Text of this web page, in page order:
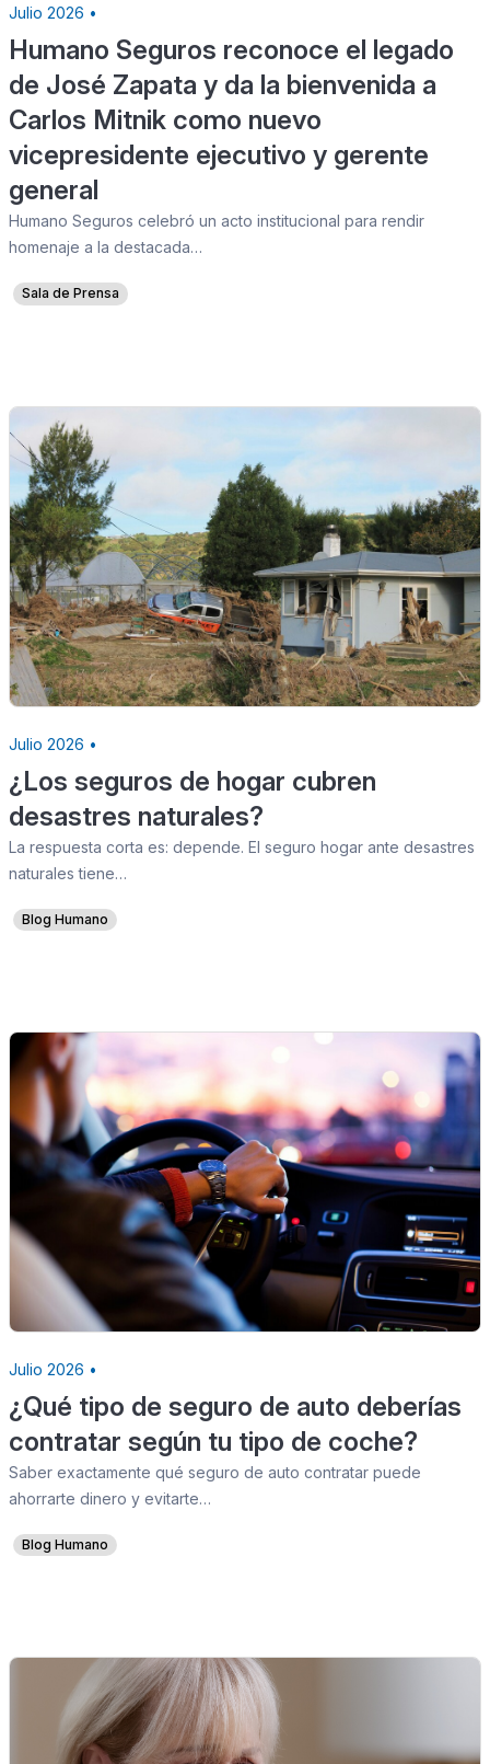
Julio 2026 •
Humano Seguros reconoce el legado
de José Zapata y da la bienvenida a
Carlos Mitnik como nuevo
vicepresidente ejecutivo y gerente
general
Humano Seguros celebró un acto institucional para rendir
homenaje a la destacada…
Sala de Prensa
Julio 2026 •
¿Los seguros de hogar cubren
desastres naturales?
La respuesta corta es: depende. El seguro hogar ante desastres
naturales tiene…
Blog Humano
Julio 2026 •
¿Qué tipo de seguro de auto deberías
contratar según tu tipo de coche?
Saber exactamente qué seguro de auto contratar puede
ahorrarte dinero y evitarte…
Blog Humano